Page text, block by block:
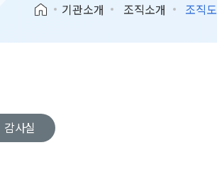
기관소개 조직소개 조직도
감사실